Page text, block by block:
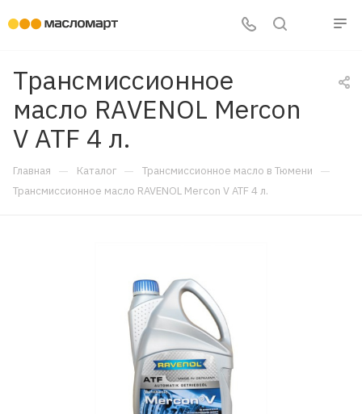
Трансмиссионное
масло RAVENOL Mercon
V ATF 4 л.
Главная — Каталог — Трансмиссионное масло в Тюмени —
Трансмиссионное масло RAVENOL Mercon V ATF 4 л.